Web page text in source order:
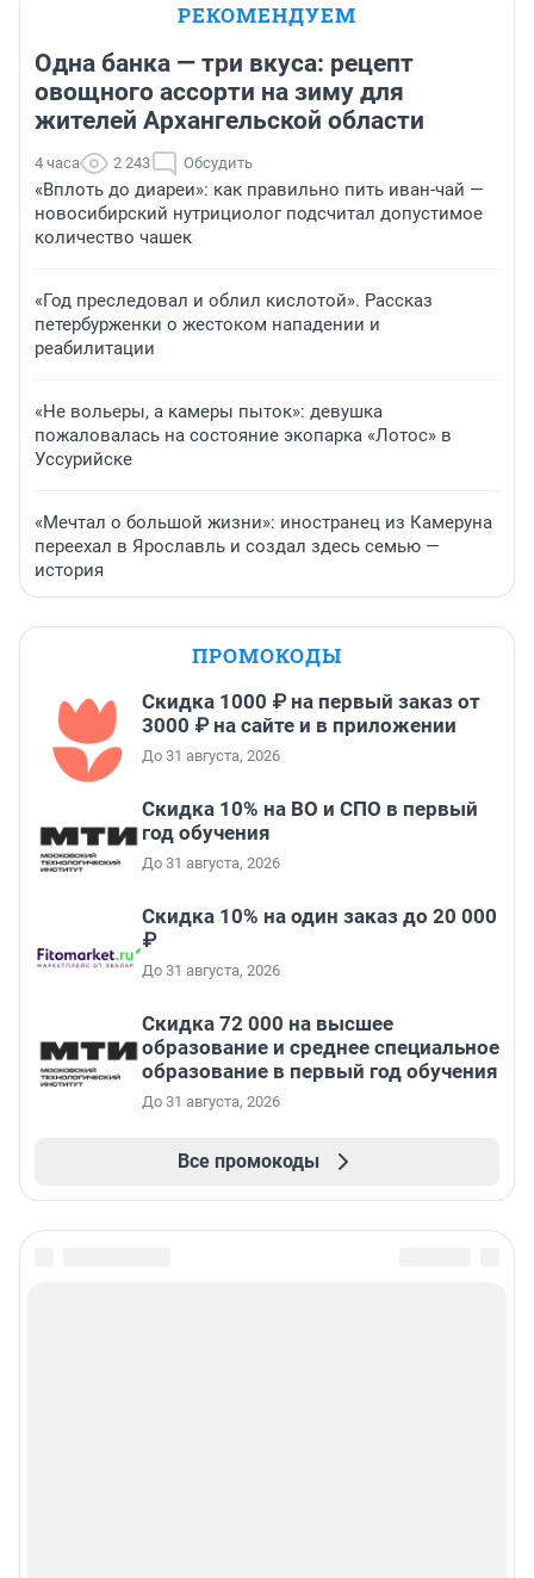
РЕКОМЕНДУЕМ
Одна банка — три вкуса: рецепт
овощного ассорти на зиму для
жителей Архангельской области
4 часа 2 243 Обсудить
«Вплоть до диареи»: как правильно пить иван-чай —
новосибирский нутрициолог подсчитал допустимое
количество чашек
«Год преследовал и облил кислотой». Рассказ
петербурженки о жестоком нападении и
реабилитации
«Не вольеры, а камеры пыток»: девушка
пожаловалась на состояние экопарка «Лотос» в
Уссурийске
«Мечтал о большой жизни»: иностранец из Камеруна
переехал в Ярославль и создал здесь семью —
история
ПРОМОКОДЫ
Скидка 1000 ₽ на первый заказ от
3000 ₽ на сайте и в приложении
До 31 августа, 2026
Скидка 10% на ВО и СПО в первый
год обучения
До 31 августа, 2026
Скидка 10% на один заказ до 20 000
₽
До 31 августа, 2026
Скидка 72 000 на высшее
образование и среднее специальное
образование в первый год обучения
До 31 августа, 2026
Все промокоды